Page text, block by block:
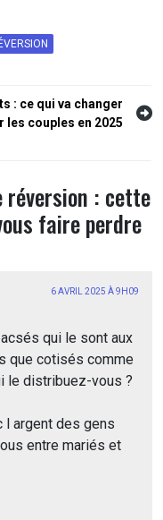
: ce qui va changer
les couples en 2025
réversion : cette
faire perdre
6 AVRIL 2025 À 9H09
qui le sont aux
que cotisés comme
le distribuez-vous ?
argent des gens
entre mariés et